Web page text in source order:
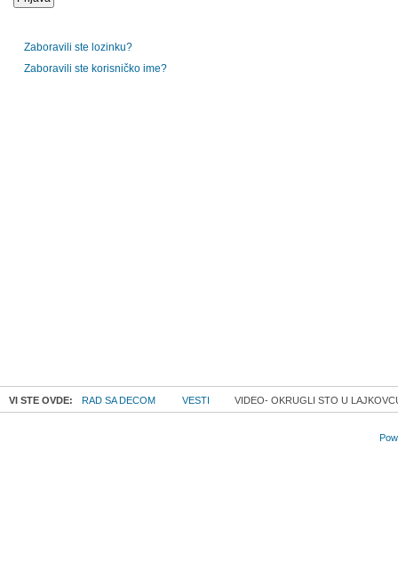
Zaboravili ste lozinku?
Zaboravili ste korisničko ime?
VI STE OVDE: RAD SA DECOM VESTI VIDEO- OKRUGLI STO U